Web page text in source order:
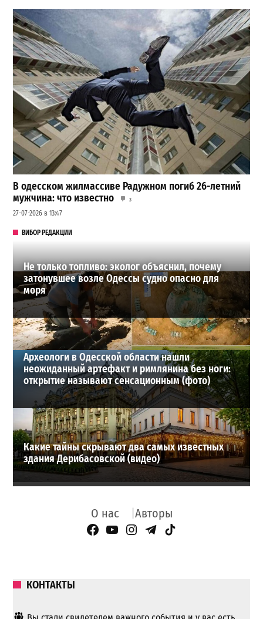
В одесском жилмассиве Радужном погиб 26-летний
мужчина: что известно
3
27-07-2026 в 13:47
ВИБОР РЕДАКЦИИ
Не только топливо: эколог объяснил, почему
затонувшее возле Одессы судно опасно для
моря
Археологи в Одесской области нашли
неожиданный артефакт и римлянина без ноги:
открытие называют сенсационным (фото)
Какие тайны скрывают два самых известных
здания Дерибасовской (видео)
О нас Авторы
Facebook Page
YouTube
Instagram
Telegram
TikTok
КОНТАКТЫ